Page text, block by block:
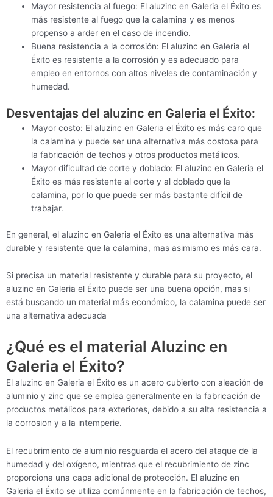
Mayor resistencia al fuego: El aluzinc en Galeria el Éxito es
más resistente al fuego que la calamina y es menos
propenso a arder en el caso de incendio.
Buena resistencia a la corrosión: El aluzinc en Galeria el
Éxito es resistente a la corrosión y es adecuado para
empleo en entornos con altos niveles de contaminación y
humedad.
Desventajas del aluzinc en Galeria el Éxito:
Mayor costo: El aluzinc en Galeria el Éxito es más caro que
la calamina y puede ser una alternativa más costosa para
la fabricación de techos y otros productos metálicos.
Mayor dificultad de corte y doblado: El aluzinc en Galeria el
Éxito es más resistente al corte y al doblado que la
calamina, por lo que puede ser más bastante difícil de
trabajar.
En general, el aluzinc en Galeria el Éxito es una alternativa más
durable y resistente que la calamina, mas asimismo es más cara.
Si precisa un material resistente y durable para su proyecto, el
aluzinc en Galeria el Éxito puede ser una buena opción, mas si
está buscando un material más económico, la calamina puede ser
una alternativa adecuada
¿Qué es el material Aluzinc en
Galeria el Éxito?
El aluzinc en Galeria el Éxito es un acero cubierto con aleación de
aluminio y zinc que se emplea generalmente en la fabricación de
productos metálicos para exteriores, debido a su alta resistencia a
la corrosion y a la intemperie.
El recubrimiento de aluminio resguarda el acero del ataque de la
humedad y del oxígeno, mientras que el recubrimiento de zinc
proporciona una capa adicional de protección. El aluzinc en
Galeria el Éxito se utiliza comúnmente en la fabricación de techos,